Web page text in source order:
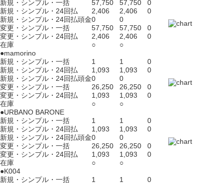
新規・シンプル・一括
57,750 57,750
0
新規・シンプル・24回払
2,406 2,406
0
新規・シンプル・24回払頭金0
0
変更・シンプル・一括
57,750 57,750
0
変更・シンプル・24回払
2,406 2,406
0
在庫
○
○
●mamorino
新規・シンプル・一括
1 1
0
新規・シンプル・24回払
1,093 1,093
0
新規・シンプル・24回払頭金0
0
変更・シンプル・一括
26,250 26,250
0
変更・シンプル・24回払
1,093 1,093
0
在庫
○
○
●URBANO BARONE
新規・シンプル・一括
1 1
0
新規・シンプル・24回払
1,093 1,093
0
新規・シンプル・24回払頭金0
0
変更・シンプル・一括
26,250 26,250
0
変更・シンプル・24回払
1,093 1,093
0
在庫
○
○
●K004
新規・シンプル・一括
1 1 0